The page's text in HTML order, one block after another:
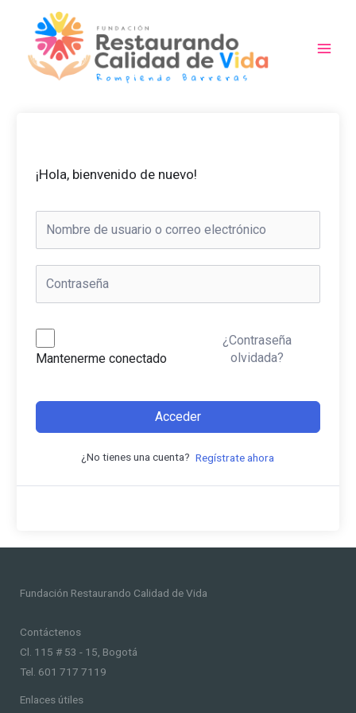
contenido
¡Hola, bienvenido de nuevo!
Mantenerme conectado
¿Contraseña
olvidada?
Acceder
¿No tienes una cuenta? Regístrate ahora
Fundación Restaurando Calidad de Vida
Contáctenos
Cl. 115 # 53 - 15, Bogotá
Tel. 601 717 7119
Enlaces útiles